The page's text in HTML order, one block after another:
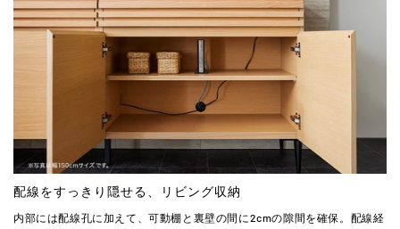
配線をすっきり隠せる、リビング収納
内部には配線孔に加えて、可動棚と裏壁の間に2cmの隙間を確保。配線経